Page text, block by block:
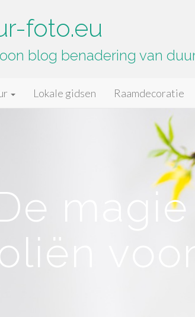
foto.eu
blog benadering van
Lokale gidsen Raamdecoratie